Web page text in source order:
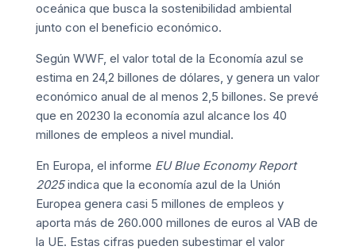
oceánica que busca la sostenibilidad ambiental
junto con el beneficio económico.
Según WWF, el valor total de la Economía azul se
estima en 24,2 billones de dólares, y genera un valor
económico anual de al menos 2,5 billones. Se prevé
que en 20230 la economía azul alcance los 40
millones de empleos a nivel mundial.
En Europa, el informe EU Blue Economy Report
2025indica que la economía azul de la Unión
Europea genera casi 5 millones de empleos y
aporta más de 260.000 millones de euros al VAB de
la UE. Estas cifras pueden subestimar el valor